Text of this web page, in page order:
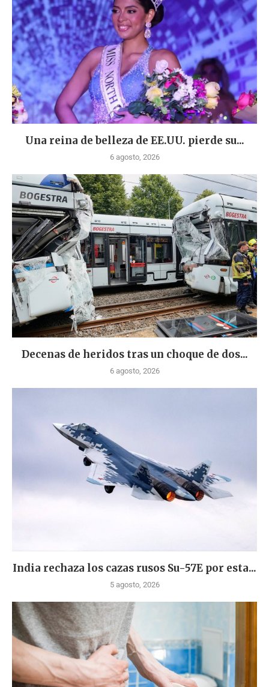
Una reina de belleza de EE.UU. pierde su...
6 agosto, 2026
Decenas de heridos tras un choque de dos...
6 agosto, 2026
India rechaza los cazas rusos Su-57E por esta...
5 agosto, 2026